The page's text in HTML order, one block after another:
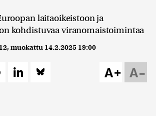
laitaoikeistoon ja
kohdistuvaa viranomaistoimintaa
, muokattu 14.2.2025 19:00
A–
A+